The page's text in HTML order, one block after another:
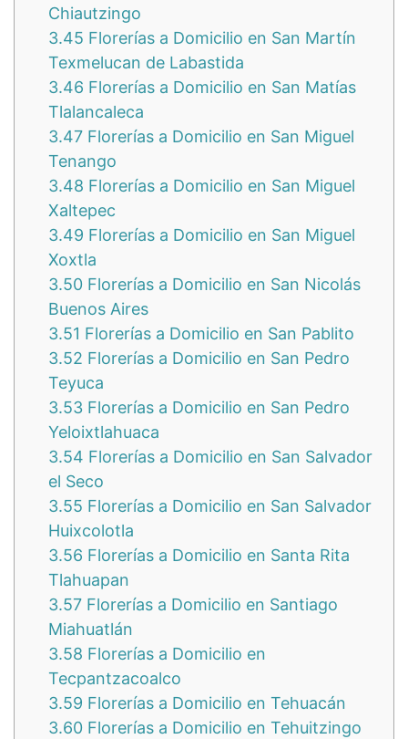
Chiautzingo
3.45 Florerías a Domicilio en San Martín
Texmelucan de Labastida
3.46 Florerías a Domicilio en San Matías
Tlalancaleca
3.47 Florerías a Domicilio en San Miguel
Tenango
3.48 Florerías a Domicilio en San Miguel
Xaltepec
3.49 Florerías a Domicilio en San Miguel
Xoxtla
3.50 Florerías a Domicilio en San Nicolás
Buenos Aires
3.51 Florerías a Domicilio en San Pablito
3.52 Florerías a Domicilio en San Pedro
Teyuca
3.53 Florerías a Domicilio en San Pedro
Yeloixtlahuaca
3.54 Florerías a Domicilio en San Salvador
el Seco
3.55 Florerías a Domicilio en San Salvador
Huixcolotla
3.56 Florerías a Domicilio en Santa Rita
Tlahuapan
3.57 Florerías a Domicilio en Santiago
Miahuatlán
3.58 Florerías a Domicilio en
Tecpantzacoalco
3.59 Florerías a Domicilio en Tehuacán
3.60 Florerías a Domicilio en Tehuitzingo